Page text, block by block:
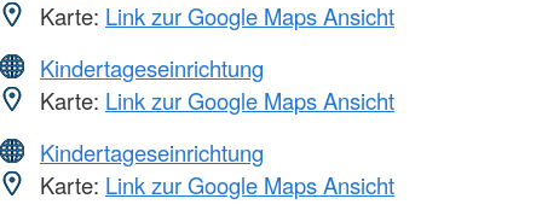
Karte: Link zur Google Maps Ansicht
Kindertageseinrichtung
Karte: Link zur Google Maps Ansicht
Kindertageseinrichtung
Karte: Link zur Google Maps Ansicht